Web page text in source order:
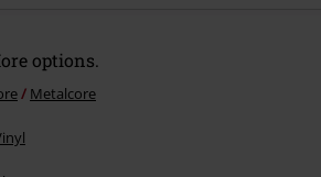
options.
Metalcore